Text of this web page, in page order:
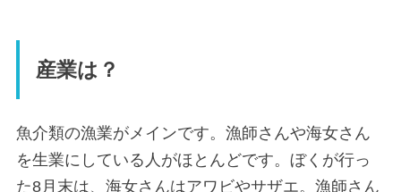
産業は？
魚介類の漁業がメインです。漁師さんや海女さん
を生業にしている人がほとんどです。ぼくが行っ
た8月末は、海女さんはアワビやサザエ。漁師さん